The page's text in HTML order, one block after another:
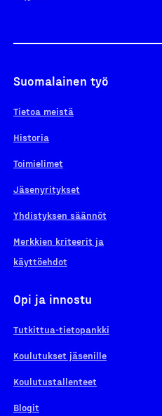
Suomalainen työ
Tietoa meistä
Historia
Toimielimet
Jäsenyritykset
Yhdistyksen säännöt
Merkkien kriteerit ja
käyttöehdot
Opi ja innostu
Tutkittua-tietopankki
Koulutukset jäsenille
Koulutustallenteet
Blogit